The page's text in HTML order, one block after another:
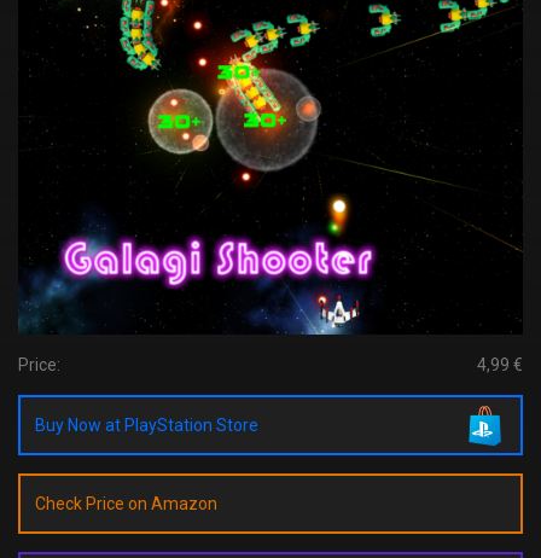
Price: 4,99 €
Buy Now at PlayStation Store
Check Price on Amazon